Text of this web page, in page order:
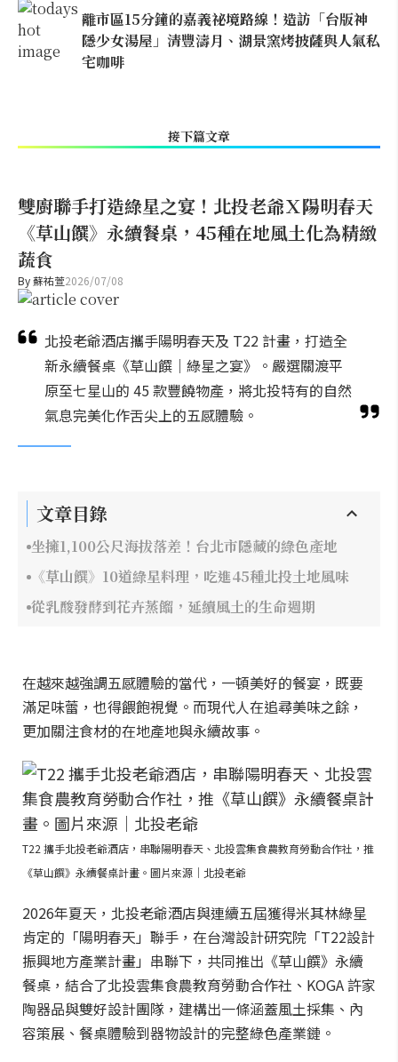
離市區15分鐘的嘉義祕境路線！造訪「台版神
隱少女湯屋」清豐濤月、湖景窯烤披薩與人氣私
宅咖啡
接下篇文章
雙廚聯手打造綠星之宴！北投老爺Ｘ陽明春天
《草山饌》永續餐桌，45種在地風土化為精緻
蔬食
By蘇祐萱2026/07/08
北投老爺酒店攜手陽明春天及 T22 計畫，打造全
新永續餐桌《草山饌｜綠星之宴》。嚴選關渡平
原至七星山的 45 款豐饒物產，將北投特有的自然
氣息完美化作舌尖上的五感體驗。
文章目錄
坐擁1,100公尺海拔落差！台北市隱藏的綠色產地
《草山饌》10道綠星料理，吃進45種北投土地風味
從乳酸發酵到花卉蒸餾，延續風土的生命週期
在越來越強調五感體驗的當代，一頓美好的餐宴，既要
滿足味蕾，也得餵飽視覺。而現代人在追尋美味之餘，
更加關注食材的在地產地與永續故事。
T22 攜手北投老爺酒店，串聯陽明春天、北投雲集食農教育勞動合作社，推
《草山饌》永續餐桌計畫。圖片來源｜北投老爺
2026年夏天，北投老爺酒店與連續五屆獲得米其林綠星
肯定的「陽明春天」聯手，在台灣設計研究院「T22設計
振興地方產業計畫」串聯下，共同推出《草山饌》永續
餐桌，結合了北投雲集食農教育勞動合作社、KOGA 許家
陶器品與雙好設計團隊，建構出一條涵蓋風土採集、內
容策展、餐桌體驗到器物設計的完整綠色產業鏈。